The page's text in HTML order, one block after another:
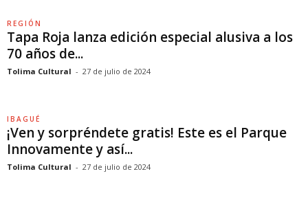
REGIÓN
Tapa Roja lanza edición especial alusiva a los
70 años de...
Tolima Cultural - 27 de julio de 2024
IBAGUÉ
¡Ven y sorpréndete gratis! Este es el Parque
Innovamente y así...
Tolima Cultural - 27 de julio de 2024